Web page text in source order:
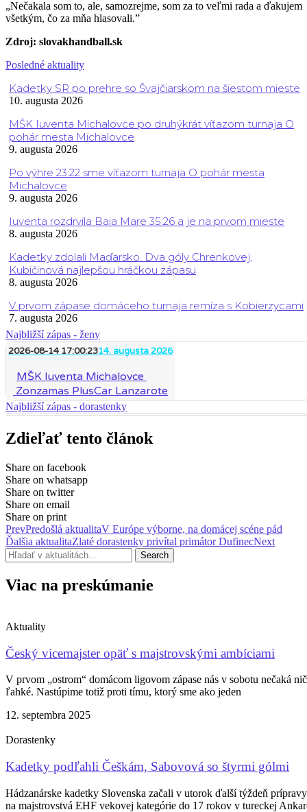
„Nečakala som to, ale, samozrejme, som za to veľmi rada a ďakujem
všetkým, čo za mňa hlasovali.”
Zdroj: slovakhandball.sk
Posledné aktuality
Kadetky SR po prehre so Švajčiarskom na šiestom mieste
10. augusta 2026
MŠK Iuventa Michalovce po druhýkrát víťazom turnaja O
pohár mesta Michalovce
9. augusta 2026
Po výhre 23:22 sme víťazom turnaja O pohár mesta
Michalovce
9. augusta 2026
Iuventa rozdrvila Baia Mare 35:26 a je na prvom mieste
8. augusta 2026
Kadetky zdolali Maďarsko. Dva góly Chrenkovej,
Kubičinová najlepšou hráčkou zápasu
8. augusta 2026
V prvom zápase domáceho turnaja remíza s Kobierzycami
7. augusta 2026
Najbližší zápas - ženy
2026-08-14 17:00:2314. augusta 2026
MŠK Iuventa Michalovce
Zonzamas PlusCar Lanzarote
Najbližší zápas - dorastenky
Zdieľať tento článok
Share on facebook
Share on whatsapp
Share on twitter
Share on email
Share on print
PrevPredošlá aktualitaV Európe výborne, na domácej scéne pád
Ďalšia aktualitaZlaté dorastenky privítal primátor DufinecNext
Search
Viac na preskúmanie
Aktuality
Český vicemajster opäť s majstrovskými ambíciami
V prvom „ostrom“ domácom ligovom zápase nás v sobotu nečaká nič
ľahké. Nastúpime totiž proti tímu, ktorý sme ako jeden
12. septembra 2025
Dorastenky
Kadetky podľahli Češkám, Sabovová so štyrmi gólmi
Hádzanárske kadetky Slovenska začali v utorok ďalší týždeň prípravy
na majstrovstvá EHF vekovej kategórie do 17 rokov v tureckej